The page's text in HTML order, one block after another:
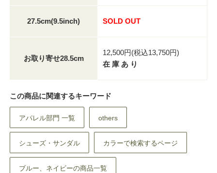
27.5cm(9.5inch) SOLD OUT
お取り寄せ28.5cm
12,500円(税込13,750円)
在 庫 あ り
この商品に関連するキーワード
アパレル部門 一覧 others
シューズ・サンダル カラーで検索するページ
ブルー、ネイビーの商品一覧